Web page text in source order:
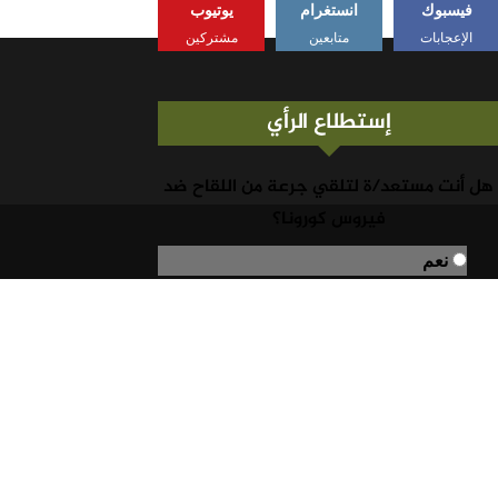
فيسبوك
الإعجابات
انستغرام
متابعين
يوتيوب
مشتركين
إستطلاع الرأي
هل أنت مستعد/ة لتلقي جرعة من اللقاح ضد
نعم